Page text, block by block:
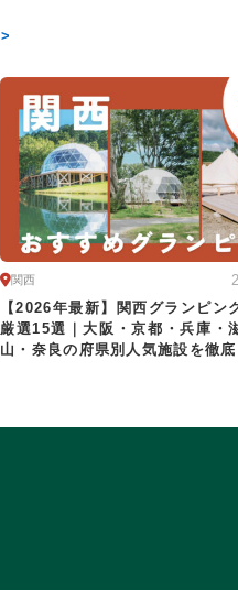
関西
【2026年最新】関西グランピン
厳選15選｜大阪・京都・兵庫・
山・奈良の府県別人気施設を徹